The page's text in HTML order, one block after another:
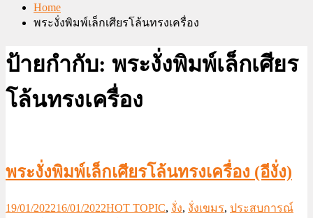
Home
พระงั่งพิมพ์เล็กเศียรโล้นทรงเครื่อง
ป้ายกำกับ: พระงั่งพิมพ์เล็กเศียร
โล้นทรงเครื่อง
พระงั่งพิมพ์เล็กเศียรโล้นทรงเครื่อง (อีงั่ง)
19/01/202216/01/2022HOT TOPIC, งั่ง, งั่งเขมร, ประสบการณ์